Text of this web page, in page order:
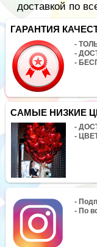
доставкой по
ГАРАНТИЯ
-
-
-
САМЫЕ НИЗКИЕ
-
-
-
- По